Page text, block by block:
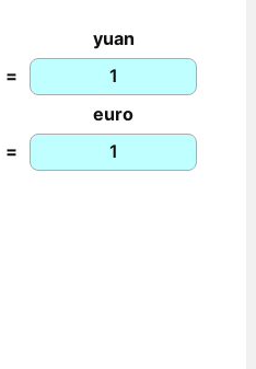
yuan
=
euro
=